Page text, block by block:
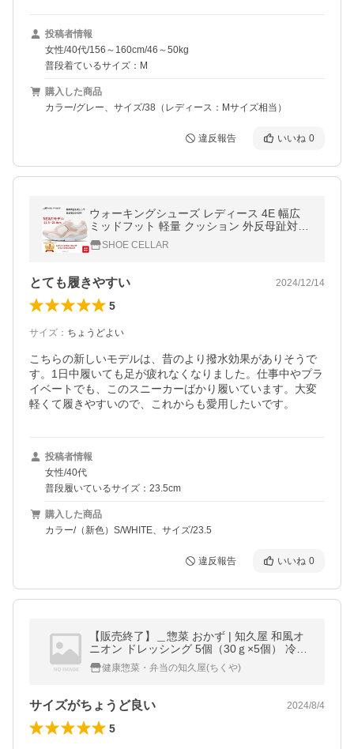
投稿者情報
女性/40代/156～160cm/46～50kg
普段着ているサイズ：M
購入した商品
カラー/グレー、サイズ/38（レディース：Mサイズ相当）
違反報告 いいね 0
ウォーキングシューズ レディース 4E 幅広
ミッドフット 軽量 クッション 外反母趾対応
足底筋膜炎対応 MF82 22cm 25cm 黒 白 ピ
ンク ネイビー
SHOE CELLAR
とても履きやすい 2024/12/14
5
サイズ ： ちょうどよい
こちらの新しいモデルは、昔のより撥水効果がありそうで
す。1日中履いても足が疲れなくなりました。仕事中やプラ
イベートでも、このスニーカーばかり履いています。大変
軽くて履きやすいので、これからも愛用したいです。
投稿者情報
女性/40代
普段履いているサイズ：23.5cm
購入した商品
カラー/（新色）S/WHITE、サイズ/23.5
違反報告 いいね 0
【販売終了】＿惣菜 おかず | 知久屋 和風オ
ニオン ドレッシング 5個（30ｇ×5個） 冷蔵
| ちくや 手作り 無添加 健康 サラダ お取り寄
せ 冬ギフト 2026 爆買
健康惣菜・弁当の知久屋(ちくや)
サイズがちょうど良い 2024/8/4
5